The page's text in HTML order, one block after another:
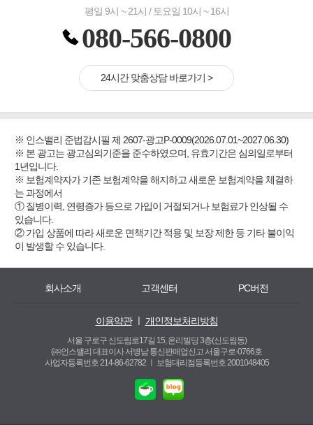
평일 9시 ~ 21시 / 토요일 10시 ~ 16시
080-566-0800
24시간 맞춤상담 바로가기 >
※ 인스밸리 준법감시필 제 2607-광고P-0009(2026.07.01~2027.06.30)
※ 본 광고는 광고심의기준을 준수하였으며, 유효기간은 심의일로부터
1년입니다.
※ 보험계약자가 기존 보험계약을 해지하고 새로운 보험계약을 체결하
는 과정에서
① 질병이력, 연령증가 등으로 가입이 거절되거나 보험료가 인상될 수
있습니다.
② 가입 상품에 따라 새로운 면책기간 적용 및 보장 제한 등 기타 불이익
이 발생할 수 있습니다.
회사소개 고객센터 PC버전
이용약관ㅣ 개인정보처리방침
서울 구로구 신도림로17길 15, 온리빌딩 3층(신도림동)
(㈜인스밸리 대표이사 서병남 통신판매업신고 서울구로-0766호
사업자등록번호 214-86-62782 ㅣ
보험대리점등록번호 2001048405